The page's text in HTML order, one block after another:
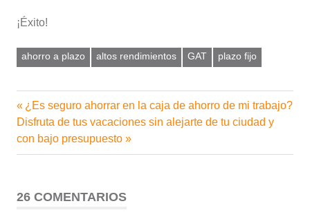
¡Éxito!
ahorro a plazo altos rendimientos GAT plazo fijo
Navegación
de
Entrada
anterior:
¿Es seguro ahorrar en la caja de ahorro de mi trabajo?
Siguiente
entrada:
Disfruta de tus vacaciones sin alejarte de tu ciudad y
con bajo presupuesto
26 COMENTARIOS